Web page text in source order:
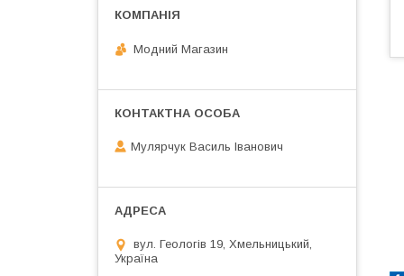
Модний Магазин
Мулярчук Василь Іванович
вул. Геологів 19, Хмельницький,
Україна